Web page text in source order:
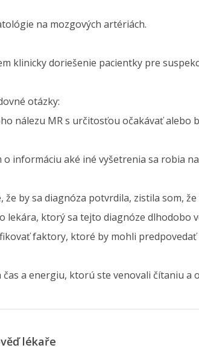
na mozgových artériách.
klinicky doriešenie pacientky pre
otázky:
nálezu MR s určitosťou očakávať
o informáciu aké iné vyšetrenia sa robia
že by sa diagnóza potvrdila, zistila som,
lekára, ktorý sa tejto diagnóze dlhodobo
faktory, ktoré by mohli
čas a energiu, ktorú ste venovali čítaniu a
lékaře